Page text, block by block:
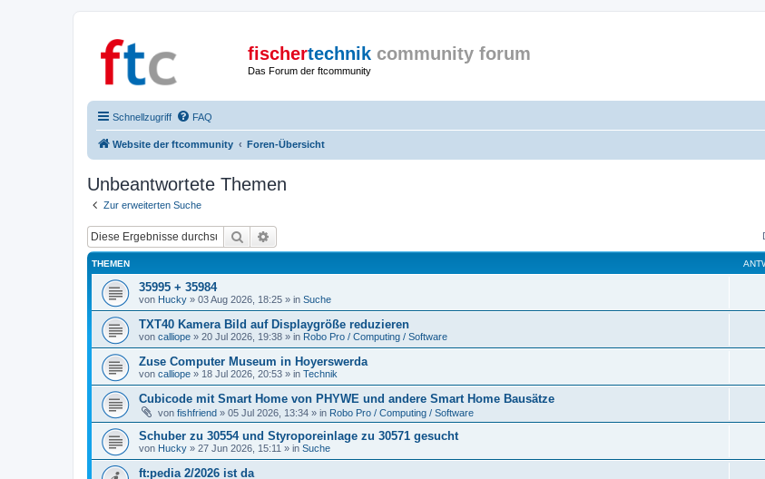
fischertechnik community forum
Das Forum der ftcommunity
Schnellzugriff FAQ
Website der ftcommunity Foren-Übersicht
Unbeantwortete Themen
Zur erweiterten Suche
Suche
THEMEN
35995 + 35984
von Hucky » 03 Aug 2026, 18:25 » in Suche
TXT40 Kamera Bild auf Displaygröße reduzieren
von calliope » 20 Jul 2026, 19:38 » in Robo Pro / Computing / Software
Zuse Computer Museum in Hoyerswerda
von calliope » 18 Jul 2026, 20:53 » in Technik
Cubicode mit Smart Home von PHYWE und andere Smart Home Bausätze
von fishfriend » 05 Jul 2026, 13:34 » in Robo Pro / Computing / Software
Schuber zu 30554 und Styroporeinlage zu 30571 gesucht
von Hucky » 27 Jun 2026, 15:11 » in Suche
ft:pedia 2/2026 ist da